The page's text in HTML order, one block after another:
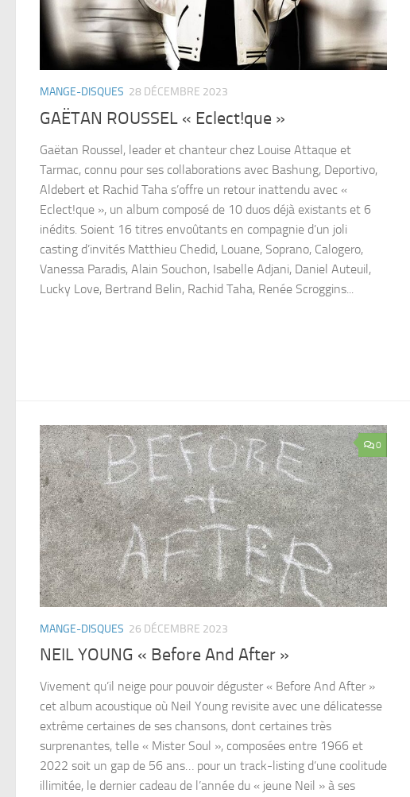
MANGE-DISQUES 28 DÉCEMBRE 2023
GAËTAN ROUSSEL « Eclect!que »
Gaëtan Roussel, leader et chanteur chez Louise Attaque et
Tarmac, connu pour ses collaborations avec Bashung, Deportivo,
Aldebert et Rachid Taha s’offre un retour inattendu avec «
Eclect!que », un album composé de 10 duos déjà existants et 6
inédits. Soient 16 titres envoûtants en compagnie d’un joli
casting d’invités Matthieu Chedid, Louane, Soprano, Calogero,
Vanessa Paradis, Alain Souchon, Isabelle Adjani, Daniel Auteuil,
Lucky Love, Bertrand Belin, Rachid Taha, Renée Scroggins...
0
MANGE-DISQUES 26 DÉCEMBRE 2023
NEIL YOUNG « Before And After »
Vivement qu’il neige pour pouvoir déguster « Before And After »
cet album acoustique où Neil Young revisite avec une délicatesse
extrême certaines de ses chansons, dont certaines très
surprenantes, telle « Mister Soul », composées entre 1966 et
2022 soit un gap de 56 ans… pour un track-listing d’une coolitude
illimitée, le dernier cadeau de l’année du « jeune Neil » à ses